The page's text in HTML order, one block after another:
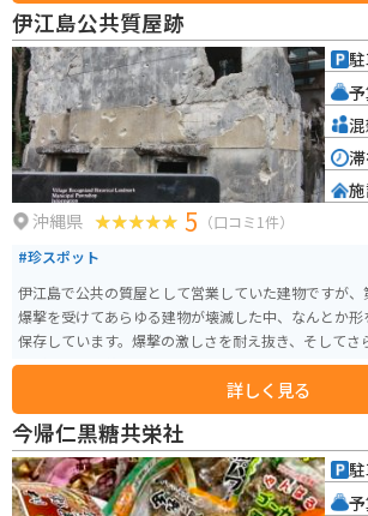
伊江島公共質屋跡
沖縄県 5 （口コミ1件）
#珍スポット
伊江島で公共の質屋として営業していた建物ですが
爆撃を受けてあらゆる建物が壊滅した中、なんとか
保存しています。爆撃の激しさを耐え抜き、そしてさ
も耐えている戦前のコンクリート建築ということで
詳しく見る
駐
予
混
滞
施
今帰仁黒糖共栄社
駐
予